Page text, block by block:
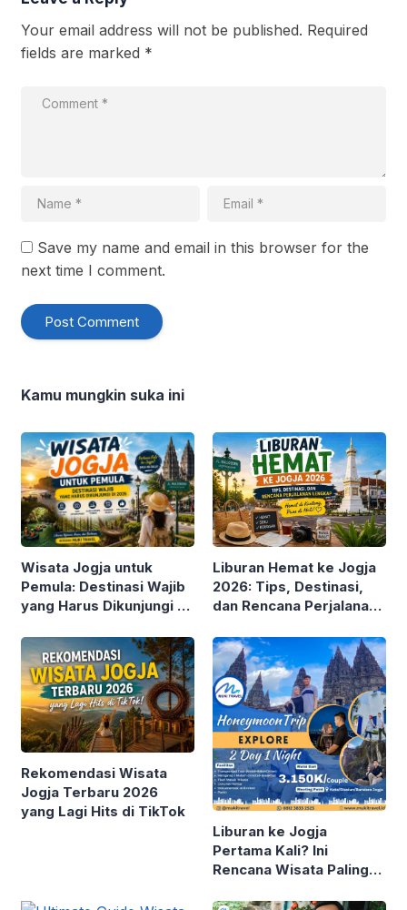
Your email address will not be published. Required
fields are marked *
Save my name and email in this browser for the
next time I comment.
Kamu mungkin suka ini
Wisata Jogja untuk
Pemula: Destinasi Wajib
yang Harus Dikunjungi di
Liburan Hemat ke Jogja
2026: Tips, Destinasi,
dan Rencana Perjalanan
Rekomendasi Wisata
Jogja Terbaru 2026
yang Lagi Hits di TikTok
Liburan ke Jogja
Pertama Kali? Ini
Rencana Wisata Paling